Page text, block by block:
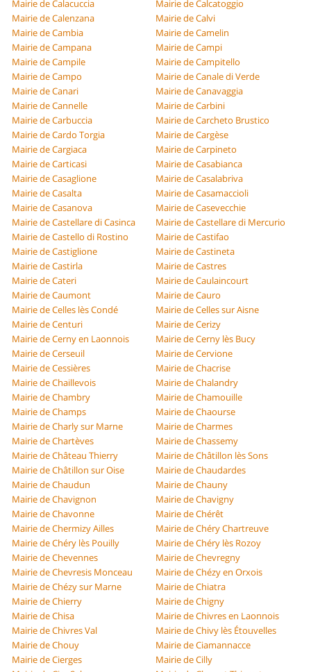
Mairie de Calacuccia
Mairie de Calcatoggio
Mairie de Calenzana
Mairie de Calvi
Mairie de Cambia
Mairie de Camelin
Mairie de Campana
Mairie de Campi
Mairie de Campile
Mairie de Campitello
Mairie de Campo
Mairie de Canale di Verde
Mairie de Canari
Mairie de Canavaggia
Mairie de Cannelle
Mairie de Carbini
Mairie de Carbuccia
Mairie de Carcheto Brustico
Mairie de Cardo Torgia
Mairie de Cargèse
Mairie de Cargiaca
Mairie de Carpineto
Mairie de Carticasi
Mairie de Casabianca
Mairie de Casaglione
Mairie de Casalabriva
Mairie de Casalta
Mairie de Casamaccioli
Mairie de Casanova
Mairie de Casevecchie
Mairie de Castellare di Casinca
Mairie de Castellare di Mercurio
Mairie de Castello di Rostino
Mairie de Castifao
Mairie de Castiglione
Mairie de Castineta
Mairie de Castirla
Mairie de Castres
Mairie de Cateri
Mairie de Caulaincourt
Mairie de Caumont
Mairie de Cauro
Mairie de Celles lès Condé
Mairie de Celles sur Aisne
Mairie de Centuri
Mairie de Cerizy
Mairie de Cerny en Laonnois
Mairie de Cerny lès Bucy
Mairie de Cerseuil
Mairie de Cervione
Mairie de Cessières
Mairie de Chacrise
Mairie de Chaillevois
Mairie de Chalandry
Mairie de Chambry
Mairie de Chamouille
Mairie de Champs
Mairie de Chaourse
Mairie de Charly sur Marne
Mairie de Charmes
Mairie de Chartèves
Mairie de Chassemy
Mairie de Château Thierry
Mairie de Châtillon lès Sons
Mairie de Châtillon sur Oise
Mairie de Chaudardes
Mairie de Chaudun
Mairie de Chauny
Mairie de Chavignon
Mairie de Chavigny
Mairie de Chavonne
Mairie de Chérêt
Mairie de Chermizy Ailles
Mairie de Chéry Chartreuve
Mairie de Chéry lès Pouilly
Mairie de Chéry lès Rozoy
Mairie de Chevennes
Mairie de Chevregny
Mairie de Chevresis Monceau
Mairie de Chézy en Orxois
Mairie de Chézy sur Marne
Mairie de Chiatra
Mairie de Chierry
Mairie de Chigny
Mairie de Chisa
Mairie de Chivres en Laonnois
Mairie de Chivres Val
Mairie de Chivy lès Étouvelles
Mairie de Chouy
Mairie de Ciamannacce
Mairie de Cierges
Mairie de Cilly